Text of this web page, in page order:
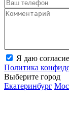
Я даю
Политика
Выберите город
Екатеринбург